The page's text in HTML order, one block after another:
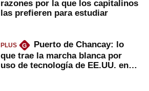
razones por la que los capitalinos
las prefieren para estudiar
PLUS G
Puerto de Chancay: lo
que trae la marcha blanca por
uso de tecnología de EE.UU. en